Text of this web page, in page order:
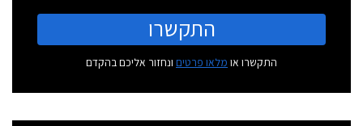
התקשרו
התקשרו או מלאו פרטים ונחזור אליכם בהקדם